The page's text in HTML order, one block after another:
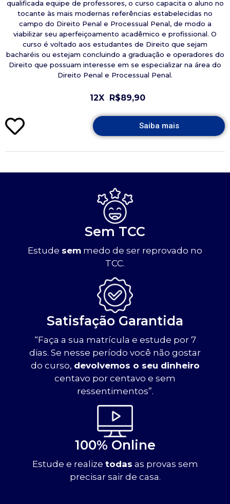
qualificada equipe de professores, o curso capacita o aluno no
tocante às mais modernas referências estabelecidas no
campo do Direito Penal e Processual Penal, de modo a
viabilizar seu aperfeiçoamento acadêmico e profissional. O
curso é voltado aos estudantes de Direito que sejam
bacharéis ou estejam concluindo a graduação e operadores do
Direito que possuam interesse em se especializar na área do
Direito Penal e Processual Penal.
12X R$89,90
Saiba mais
Sem TCC
Estude sem medo de ser reprovado no
TCC.
Satisfação Garantida
“Faça a sua matrícula e estude por 7
dias. Se nesse período você não gostar
do curso, devolvemos o seu dinheiro
centavo por centavo e sem
ressentimentos”.
100% Online
Estude e realize todas as provas sem
precisar sair de casa.